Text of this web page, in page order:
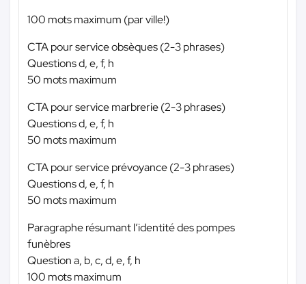
100 mots maximum (par ville!)
CTA pour service obsèques (2-3 phrases)
Questions d, e, f, h
50 mots maximum
CTA pour service marbrerie (2-3 phrases)
Questions d, e, f, h
50 mots maximum
CTA pour service prévoyance (2-3 phrases)
Questions d, e, f, h
50 mots maximum
Paragraphe résumant l’identité des pompes
funèbres
Question a, b, c, d, e, f, h
100 mots maximum